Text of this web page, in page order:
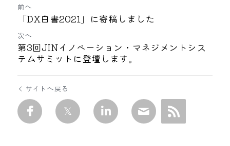
前へ
「DX白書2021」に寄稿しました
次へ
第3回JINイノベーション・マネジメントシス
テムサミットに登壇します。
サイトへ戻る